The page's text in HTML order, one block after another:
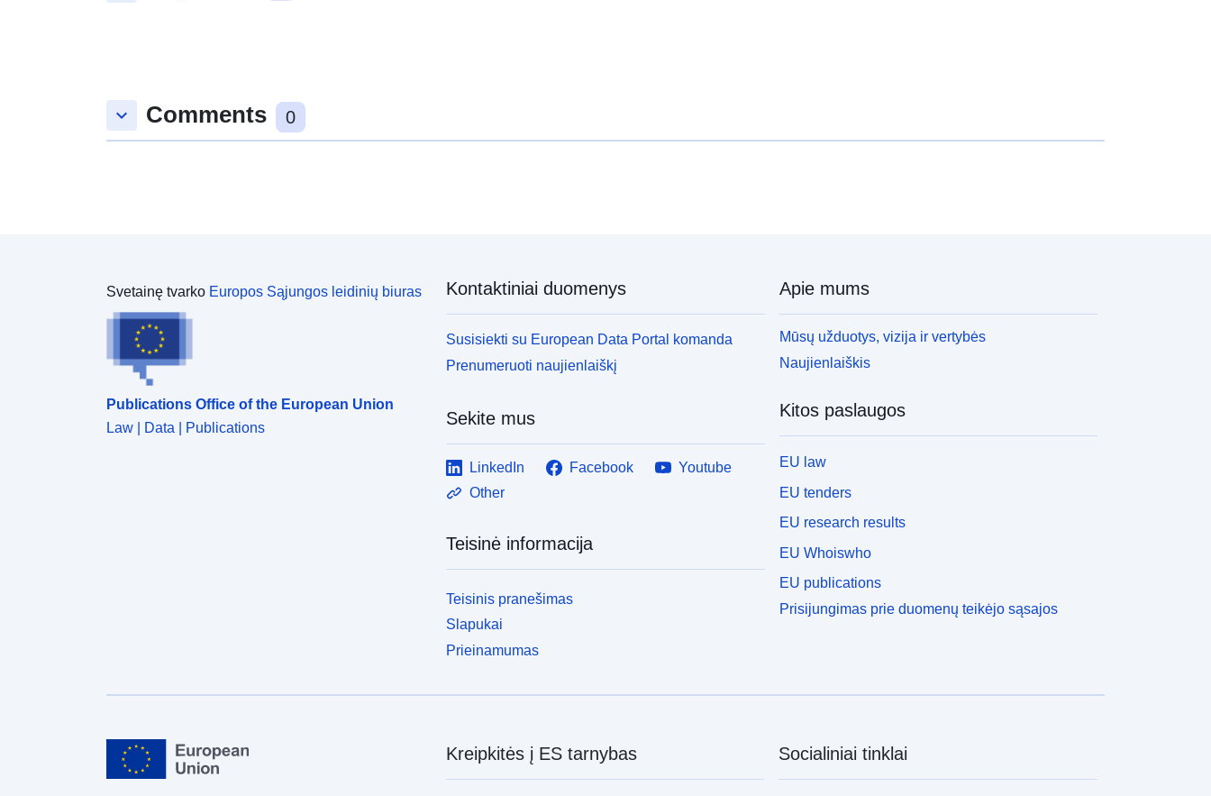
keyboard_arrow_down Comments 0
Svetainę tvarko Europos Sąjungos leidinių biuras
Publications Office of the European Union
Law | Data | Publications
Kontaktiniai duomenys
Susisiekti su European Data Portal komanda
Prenumeruoti naujienlaiškį
Sekite mus
LinkedIn Facebook
Youtube
Other
Teisinė informacija
Teisinis pranešimas
Slapukai
Prieinamumas
Apie mums
Mūsų užduotys, vizija ir vertybės
Naujienlaiškis
Kitos paslaugos
EU law
EU tenders
EU research results
EU Whoiswho
EU publications
Prisijungimas prie duomenų teikėjo sąsajos
Kreipkitės į ES tarnybas Socialiniai tinklai